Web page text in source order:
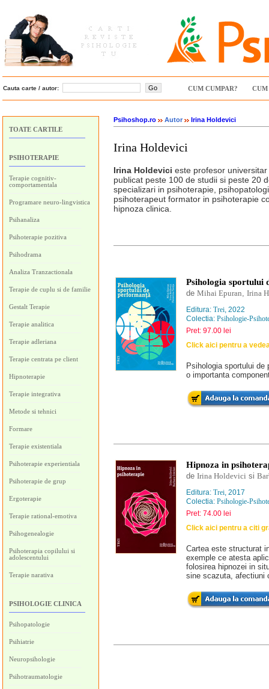
Cauta carte / autor: CUM CUMPAR? CUM
TOATE CARTILE
PSIHOTERAPIE
Terapie cognitiv-
comportamentala
Programare neuro-lingvistica
Psihanaliza
Psihoterapie pozitiva
Psihodrama
Analiza Tranzactionala
Terapie de cuplu si de familie
Gestalt Terapie
Terapie analitica
Terapie adleriana
Terapie centrata pe client
Hipnoterapie
Terapie integrativa
Metode si tehnici
Formare
Terapie existentiala
Psihoterapie experientiala
Psihoterapie de grup
Ergoterapie
Terapie rational-emotiva
Psihogenealogie
Psihoterapia copilului si
adolescentului
Terapie narativa
PSIHOLOGIE CLINICA
Psihopatologie
Psihiatrie
Neuropsihologie
Psihotraumatologie
Psihoshop.ro Autor Irina Holdevici
Irina Holdevici
Irina Holdevici este profesor
publicat peste 100 de studii si peste 20
specializari in psihoterapie,
psihoterapeut formator in psihoterapie
hipnoza clinica.
Psihologia sportului
de Mihai Epuran, Irina
Editura: Trei, 2022
Colectia: Psihologie-
Pret: 97.00 lei
Click aici pentru a
Psihologia sportului de
o importanta
Hipnoza in
de Irina Holdevici si
Editura: Trei, 2017
Colectia: Psihologie-
Pret: 74.00 lei
Click aici pentru a citi
Cartea este structurat
exemple ce atesta
folosirea hipnozei in
sine scazuta, afectiuni